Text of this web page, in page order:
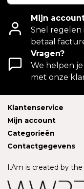
Mijn
Snel regelen
betaal
Vragen?
We helpen
met onze
Klantenservice
Mijn account
Categorieën
Contactgegevens
I.Am is created by